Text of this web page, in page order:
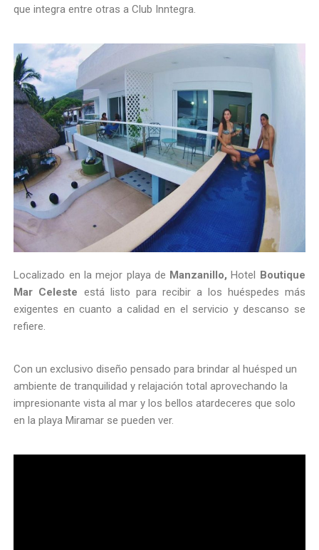
que integra entre otras a Club Inntegra.
Localizado en la mejor playa de Manzanillo, Hotel Boutique
Mar Celeste está listo para recibir a los huéspedes más
exigentes en cuanto a calidad en el servicio y descanso se
refiere.
Con un exclusivo diseño pensado para brindar al huésped un
ambiente de tranquilidad y relajación total aprovechando la
impresionante vista al mar y los bellos atardeceres que solo
en la playa Miramar se pueden ver.